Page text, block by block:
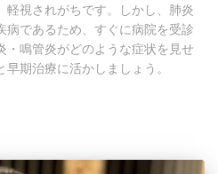
軽視されがちです。しかし、肺炎
病であるため、すぐに病院を受診
・鳴管炎がどのような症状を見せ
期治療に活かしましょう。